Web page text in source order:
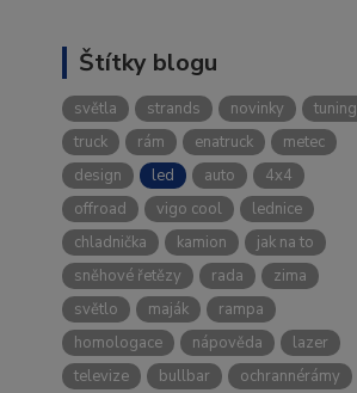
Štítky blogu
světla strands novinky
tuning
truck
rám enatruck
metec
design
led auto
4x4
offroad
vigo cool
lednice
chladnička
kamion
jak na to
sněhové řetězy
rada
zima
světlo
maják
rampa
homologace
nápověda
lazer
televize
bullbar
ochrannérámy